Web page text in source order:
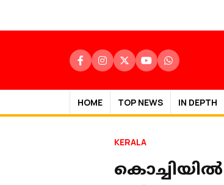
HOME TOP NEWS IN DEPTH
KERALA